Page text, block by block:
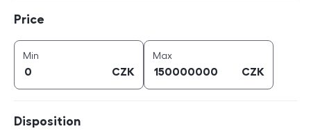
Price
Min
CZK
Maxprice (
CZK
Disposition